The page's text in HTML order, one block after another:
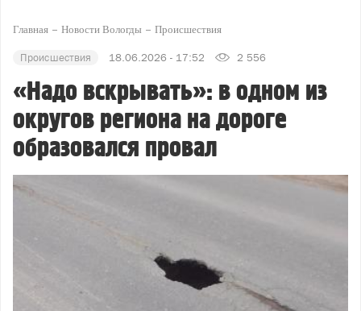
Главная Новости Вологды Происшествия
Происшествия 18.06.2026 - 17:52 2 556
«Надо вскрывать»: в одном из
округов региона на дороге
образовался провал